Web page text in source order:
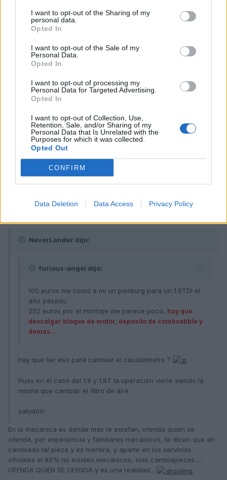
I want to opt-out of the Sharing of my
personal data.
Opted In
I want to opt-out of the Sale of my
Personal Data.
Opted In
I want to opt-out of processing my
Personal Data for Targeted Advertising.
Opted In
I want to opt-out of Collection, Use,
Retention, Sale, and/or Sharing of my
Personal Data that Is Unrelated with the
Purposes for which it was collected.
Opted Out
CONFIRM
Data Deletion Data Access Privacy Policy
252 euros por el montaje me parece poco,
descolgar bloque de motor, deposito de combustible y
demas...
hay que liar eso para cambiar el caudalimetro ?
Pues en el caso del 1.8 y 1.8T la operación viene siendo la
misma que cambiar el filtro de aire.
O mas xD
JuanK_A64F
NeverLander dijo:
furious-angel dijo:
100 euros me costo a mi un pierburg para un 1.9TDI el
año pasado.
252 euros por el montaje me parece poco, hay que
descolgar bloque de motor, deposito de combustible y
demas...
hay que liar eso para cambiar el caudalimetro ?
Pues en el caso del 1.8 y 1.8T la operación viene siendo la
misma que cambiar el filtro de aire.
saludos!
En la mecanica es donde mas te estafan, ofenda quien se
ofenda, por experiencia y familiares mecanicos, te dicen que an
cambiado tal pieza y es mentira, y aparte en los servicios
oficiales el 80% no exixten mecanicos, solo cambiapiezas.....
OFENDA QUIEN SE OFENDA y es una realidad...